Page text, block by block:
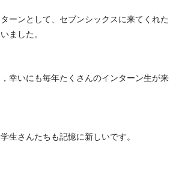
ーンとして、セブンシックスに来てくれた
ました。
幸いにも毎年たくさんのインターン生が来
生さんたちも記憶に新しいです。